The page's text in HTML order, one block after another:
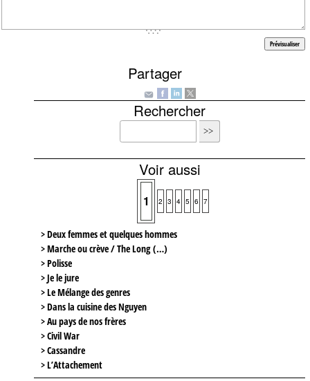
Partager
Rechercher
Voir aussi
1 2 3 4 5 6 7
> Deux femmes et quelques hommes
> Marche ou crève / The Long (…)
> Polisse
> Je le jure
> Le Mélange des genres
> Dans la cuisine des Nguyen
> Au pays de nos frères
> Civil War
> Cassandre
> L’Attachement